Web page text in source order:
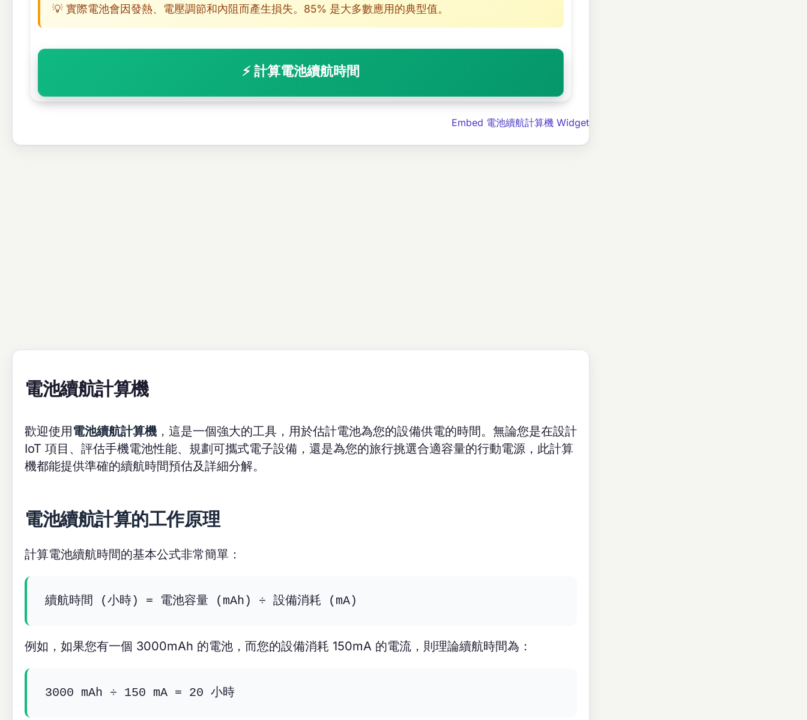
💡 實際電池會因發熱、電壓調節和內阻而產生損失。85% 是大多數應用的典型值。
⚡ 計算電池續航時間
Embed 電池續航計算機 Widget
電池續航計算機
歡迎使用電池續航計算機 ，這是一個強大的工具，用於估計電池為您的設備供電的時間。無論您是在設計
IoT 項目、評估手機電池性能、規劃可攜式電子設備，還是為您的旅行挑選合適容量的行動電源，此計算
機都能提供準確的續航時間預估及詳細分解。
電池續航計算的工作原理
計算電池續航時間的基本公式非常簡單：
續航時間 (小時) = 電池容量 (mAh) ÷ 設備消耗 (mA)
例如，如果您有一個 3000mAh 的電池，而您的設備消耗 150mA 的電流，則理論續航時間為：
3000 mAh ÷ 150 mA = 20 小時